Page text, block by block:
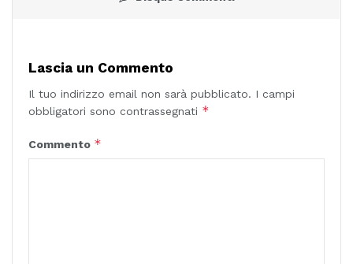
Lascia un Commento
Il tuo indirizzo email non sarà pubblicato. I campi
obbligatori sono contrassegnati *
Commento *